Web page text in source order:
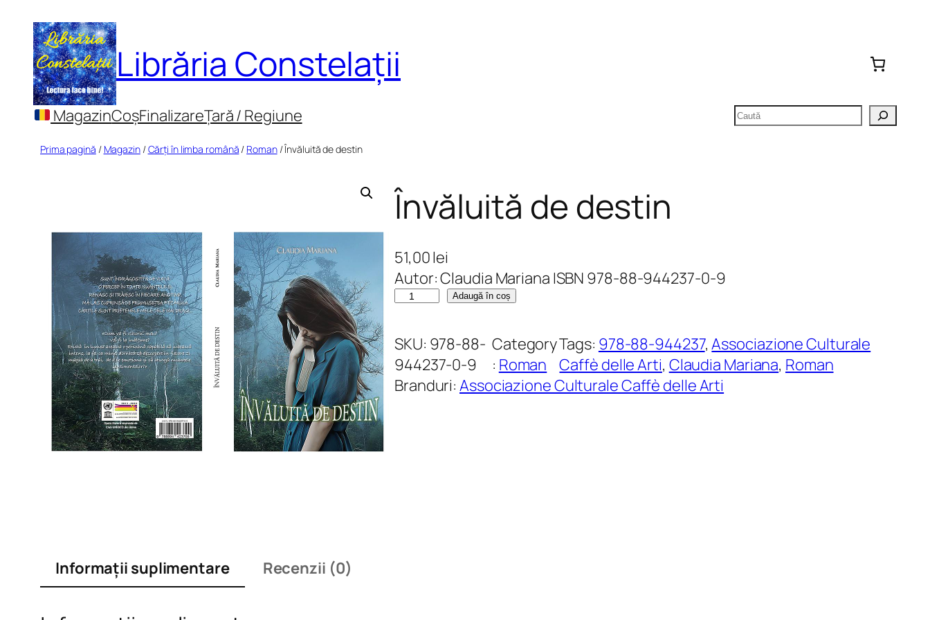
conținut
Librăria Constelații
MagazinCoșFinalizareȚară / Regiune Caută
Prima pagină / Magazin/Cărți în limba română / Roman/ Învăluită de destin
Învăluită de destin
51,00lei
Autor: Claudia Mariana ISBN 978-88-944237-0-9
C
n
t
i
Adaugă în coș
SKU: 978-88-
944237-0-9
Category
: Roman
Tags: 978-88-944237, Associazione Culturale
Caffè delle Arti, Claudia Mariana, Roman
Branduri:Associazione Culturale Caffè delle Arti
Informații suplimentare Recenzii (0)